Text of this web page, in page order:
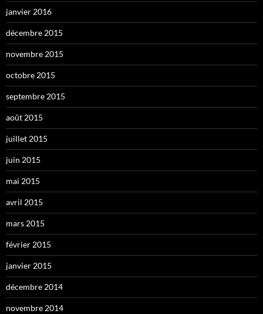
janvier 2016
décembre 2015
novembre 2015
octobre 2015
septembre 2015
août 2015
juillet 2015
juin 2015
mai 2015
avril 2015
mars 2015
février 2015
janvier 2015
décembre 2014
novembre 2014